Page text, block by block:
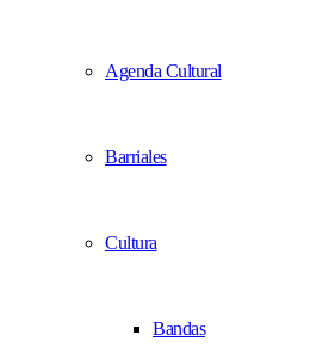
Agenda Cultural
Barriales
Cultura
Bandas